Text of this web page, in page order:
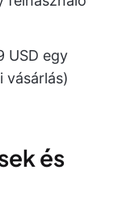
USD egy
vásárlás)
és